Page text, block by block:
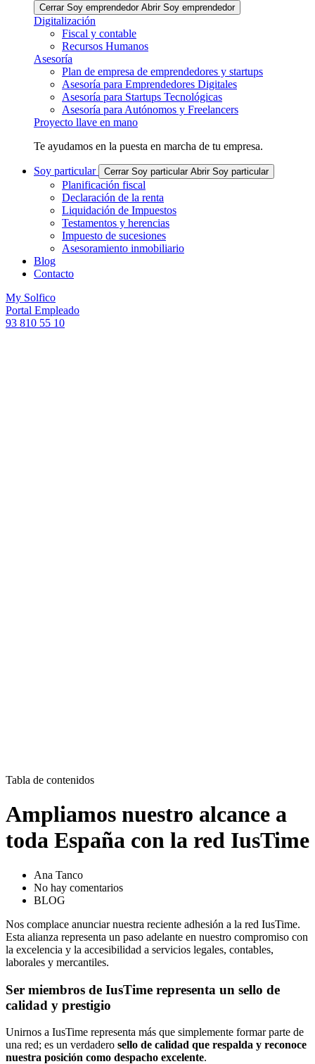
Cerrar Soy emprendedor Abrir Soy emprendedor
Digitalización
Fiscal y contable
Recursos Humanos
Asesoría
Plan de empresa de emprendedores y startups
Asesoría para Emprendedores Digitales
Asesoría para Startups Tecnológicas
Asesoría para Autónomos y Freelancers
Proyecto llave en mano
Te ayudamos en la puesta en marcha de tu empresa.
Soy particular Cerrar Soy particular Abrir Soy particular
Planificación fiscal
Declaración de la renta
Liquidación de Impuestos
Testamentos y herencias
Impuesto de sucesiones
Asesoramiento inmobiliario
Blog
Contacto
My Solfico
Portal Empleado
93 810 55 10
Tabla de contenidos
Ampliamos nuestro alcance a
toda España con la red IusTime
Ana Tanco
No hay comentarios
BLOG
Nos complace anunciar nuestra reciente adhesión a la red IusTime.
Esta alianza representa un paso adelante en nuestro compromiso con
la excelencia y la accesibilidad a servicios legales, contables,
laborales y mercantiles.
Ser miembros de IusTime representa un sello de
calidad y prestigio
Unirnos a IusTime representa más que simplemente formar parte de
una red; es un verdadero sello de calidad que respalda y reconoce
nuestra posición como despacho excelente.